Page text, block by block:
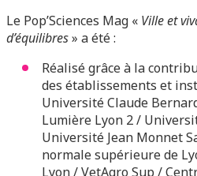
Le Pop’Sciences Mag « Ville et
d’équilibres» a été :
Réalisé grâce à la
des établissements et
Université Claude
Lumière Lyon 2 /
Université Jean Monnet
normale supérieure de
Lyon / VetAgro Sup /